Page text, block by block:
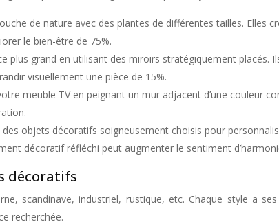
de nature avec des plantes de différentes tailles. Elles
le bien-être de 75%.
plus grand en utilisant des miroirs stratégiquement
visuellement une pièce de 15%.
meuble TV en peignant un mur adjacent d’une couleur
objets décoratifs soigneusement choisis pour
décoratif réfléchi peut augmenter le sentiment
décoratifs
scandinave, industriel, rustique, etc. Chaque style a
recherchée.